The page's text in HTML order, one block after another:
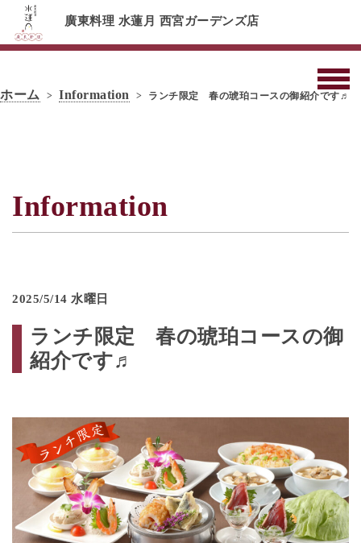
廣東料理 水蓮月 西宮ガーデンズ店
ホーム Information ランチ限定 春の琥珀コースの御紹介です♬
Information
2025/5/14 水曜日
ランチ限定 春の琥珀コースの御
紹介です♬